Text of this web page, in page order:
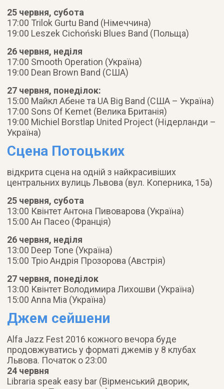
25 червня, субота
17:00 Trilok Gurtu Band (Німеччина)
19:00 Leszek Cichoński Blues Band (Польща)
26 червня, неділя
17:00 Smooth Operation (Україна)
19:00 Dean Brown Band (США)
27 червня, понеділок:
15:00 Майкл Абене та UA Big Band (США – Україна)
17:00 Sons Of Kemet (Велика Британія)
19:00 Michiel Borstlap United Project (Нідерланди –
Україна)
Сцена Потоцьких
відкрита сцена на одній з найкрасивіших
центральних вулиць Львова (вул. Коперника, 15а)
25 червня, субота
13:00 Квінтет Антона Пивоварова (Україна)
15:00 Ан Пасео (Франція)
26 червня, неділя
13:00 Deep Tone (Україна)
15:00 Тріо Андрія Прозорова (Австрія)
27 червня, понеділок
13:00 Квінтет Володимира Лихошви (Україна)
15:00 Anna Mia (Україна)
Джем сейшени
Alfa Jazz Fest 2016 кожного вечора буде
продовжуватись у форматi джемiв у 8 клубах
Львова. Початок о 23:00
24 червня
Libraria speak easy bar (Вiрменський дворик,